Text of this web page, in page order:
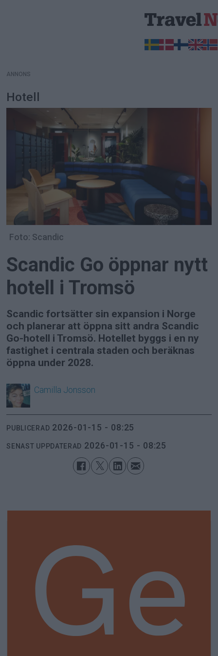
ANNONS
Hotell
Foto: Scandic
Scandic Go öppnar nytt
hotell i Tromsö
Scandic fortsätter sin expansion i Norge
och planerar att öppna sitt andra Scandic
Go-hotell i Tromsö. Hotellet byggs i en ny
fastighet i centrala staden och beräknas
öppna under 2028.
Camilla Jonsson
PUBLICERAD 2026-01-15 - 08:25
SENAST UPPDATERAD 2026-01-15 - 08:25
Ge